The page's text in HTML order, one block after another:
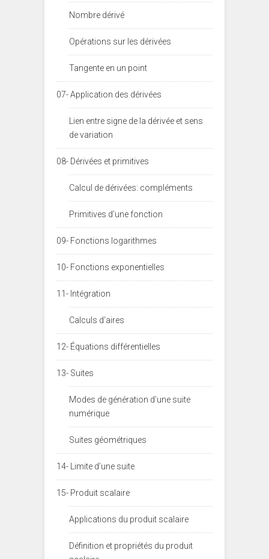
Nombre dérivé
Opérations sur les dérivées
Tangente en un point
07- Application des dérivées
Lien entre signe de la dérivée et sens
de variation
08- Dérivées et primitives
Calcul de dérivées: compléments
Primitives d’une fonction
09- Fonctions logarithmes
10- Fonctions exponentielles
11- Intégration
Calculs d’aires
12- Équations différentielles
13- Suites
Modes de génération d’une suite
numérique
Suites géométriques
14- Limite d’une suite
15- Produit scalaire
Applications du produit scalaire
Définition et propriétés du produit